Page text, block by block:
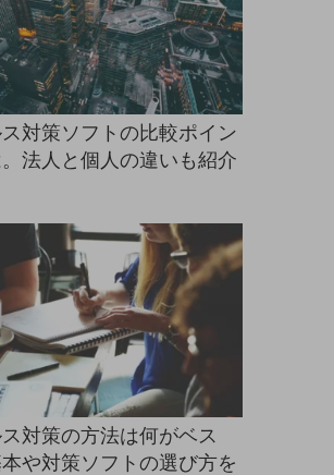
対策ソフトの比較ポイン
。法人と個人の違いも紹介
対策の方法は何がベス
本や対策ソフトの選び方を